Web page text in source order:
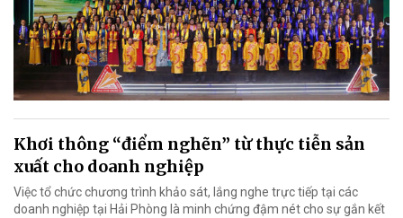
Khơi thông “điểm nghẽn” từ thực tiễn sản
xuất cho doanh nghiệp
Việc tổ chức chương trình khảo sát, lắng nghe trực tiếp tại các
doanh nghiệp tại Hải Phòng là minh chứng đậm nét cho sự gắn kết